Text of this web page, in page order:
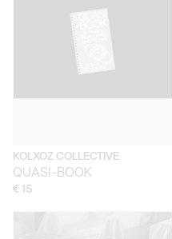
KOLXOZ COLLECTIVE
QUASI-BOOK
€ 15